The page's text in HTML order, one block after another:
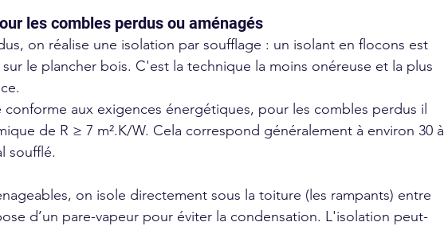
les combles perdus ou aménagés
on réalise une isolation par soufflage : un isolant en flocons est
le plancher bois. C'est la technique la moins onéreuse et la plus
aux exigences énergétiques, pour les combles perdus il
de R ≥ 7 m².K/W. Cela correspond généralement à environ 30 à
soufflé.
on isole directement sous la toiture (les rampants) entre
d’un pare-vapeur pour éviter la condensation. L'isolation peut-